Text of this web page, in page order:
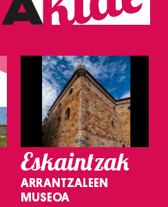
Eskaintzak
ARRANTZALEEN
MUSEOA